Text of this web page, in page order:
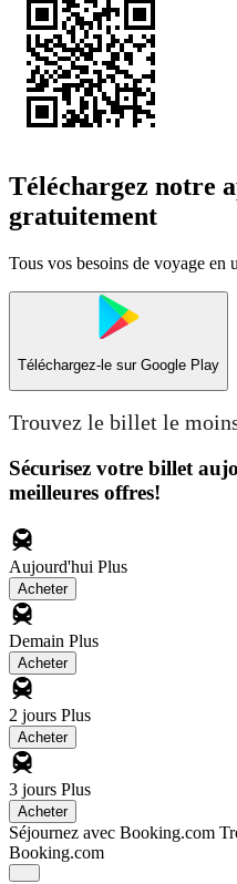
Téléchargez notre
gratuitement
Tous vos besoins de voyage en
Téléchargez-le sur Google Play
Trouvez le billet le
Sécurisez votre billet
meilleures offres!
Aujourd'hui Plus
Acheter
Demain Plus
Acheter
2 jours Plus
Acheter
3 jours Plus
Acheter
Séjournez avec Booking.com
Booking.com